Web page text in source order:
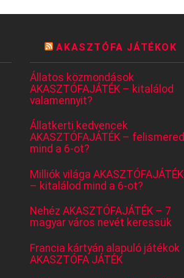
AKASZTÓFA JÁTÉKOK
Állatos közmondások
AKASZTÓFAJÁTÉK – kitalálod
valamennyit?
Állatkerti kedvencek
AKASZTÓFAJÁTÉK – felismered
mind a 6-ot?
Milliók világa AKASZTÓFAJÁTÉK
– kitalálod mind a 6-ot?
Nehéz AKASZTÓFAJÁTÉK – 7
magyar város nevét keressük
Francia kártyán alapuló játékok
AKASZTÓFA JÁTÉK